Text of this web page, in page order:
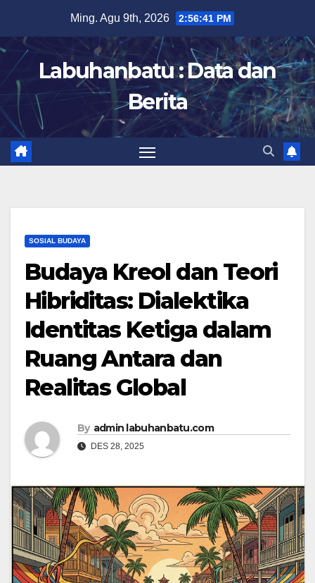
content
Ming. Agu 9th, 2026 2:56:42 PM
Labuhanbatu : Data dan
Berita
SOSIAL BUDAYA
Budaya Kreol dan Teori
Hibriditas: Dialektika
Identitas Ketiga dalam
Ruang Antara dan
Realitas Global
By admin labuhanbatu.com
DES 28, 2025